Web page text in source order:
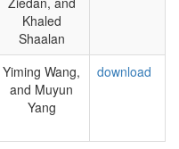
Khaled
Shaalan
Yiming Wang,
and Muyun
Yang
download